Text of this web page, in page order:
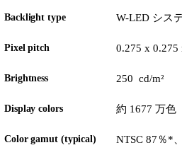
Backlight type W-LED シス
Pixel pitch 0.275 x 0.275
Brightness 250 cd/m²
Display colors 約 1677 万色
Color gamut (typical) NTSC 87％*